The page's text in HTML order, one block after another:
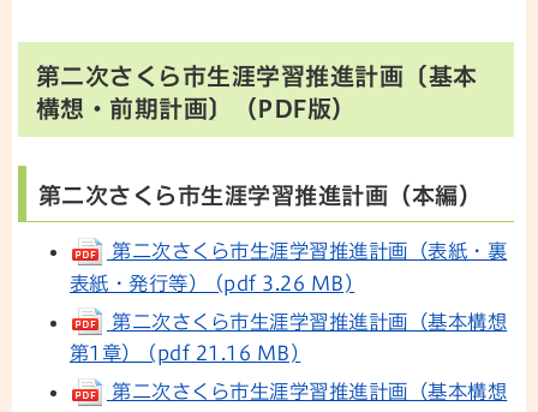
第二次さくら市生涯学習推進計画〔基本
構想・前期計画〕（PDF版）
第二次さくら市生涯学習推進計画（本編）
第二次さくら市生涯学習推進計画（表紙・裏
表紙・発行等） (pdf 3.26 MB)
第二次さくら市生涯学習推進計画（基本構想
第1章） (pdf 21.16 MB)
第二次さくら市生涯学習推進計画（基本構想